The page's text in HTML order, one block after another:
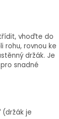
vhoďte do
rohu, rovnou ke
držák. Je
snadné
(držák je